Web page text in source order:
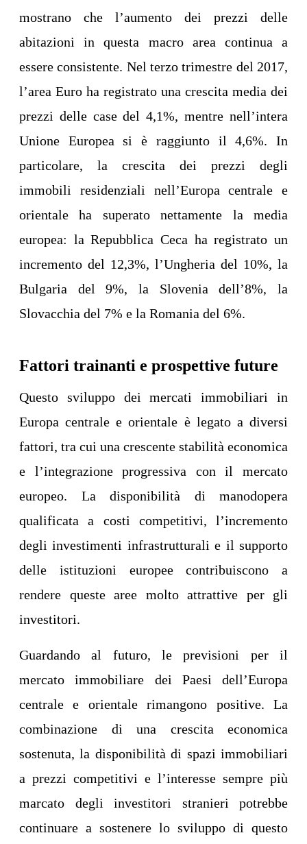
mostrano che l’aumento dei prezzi delle
abitazioni in questa macro area continua a
essere consistente. Nel terzo trimestre del 2017,
l’area Euro ha registrato una crescita media dei
prezzi delle case del 4,1%, mentre nell’intera
Unione Europea si è raggiunto il 4,6%. In
particolare, la crescita dei prezzi degli
immobili residenziali nell’Europa centrale e
orientale ha superato nettamente la media
europea: la Repubblica Ceca ha registrato un
incremento del 12,3%, l’Ungheria del 10%, la
Bulgaria del 9%, la Slovenia dell’8%, la
Slovacchia del 7% e la Romania del 6%.
Fattori trainanti e prospettive future
Questo sviluppo dei mercati immobiliari in
Europa centrale e orientale è legato a diversi
fattori, tra cui una crescente stabilità economica
e l’integrazione progressiva con il mercato
europeo. La disponibilità di manodopera
qualificata a costi competitivi, l’incremento
degli investimenti infrastrutturali e il supporto
delle istituzioni europee contribuiscono a
rendere queste aree molto attrattive per gli
investitori.
Guardando al futuro, le previsioni per il
mercato immobiliare dei Paesi dell’Europa
centrale e orientale rimangono positive. La
combinazione di una crescita economica
sostenuta, la disponibilità di spazi immobiliari
a prezzi competitivi e l’interesse sempre più
marcato degli investitori stranieri potrebbe
continuare a sostenere lo sviluppo di questo